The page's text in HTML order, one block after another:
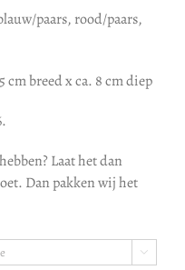
paars, rood/paars,
cm breed x ca. 8 cm diep
Laat het dan
Dan pakken wij het
